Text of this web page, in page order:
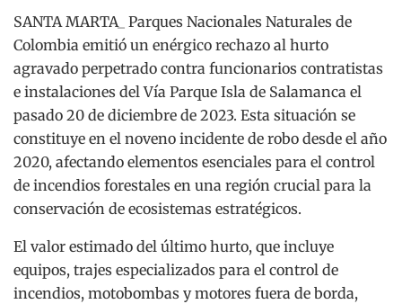
SANTA MARTA_ Parques Nacionales Naturales de
Colombia emitió un enérgico rechazo al hurto
agravado perpetrado contra funcionarios contratistas
e instalaciones del Vía Parque Isla de Salamanca el
pasado 20 de diciembre de 2023. Esta situación se
constituye en el noveno incidente de robo desde el año
2020, afectando elementos esenciales para el control
de incendios forestales en una región crucial para la
conservación de ecosistemas estratégicos.
El valor estimado del último hurto, que incluye
equipos, trajes especializados para el control de
incendios, motobombas y motores fuera de borda,